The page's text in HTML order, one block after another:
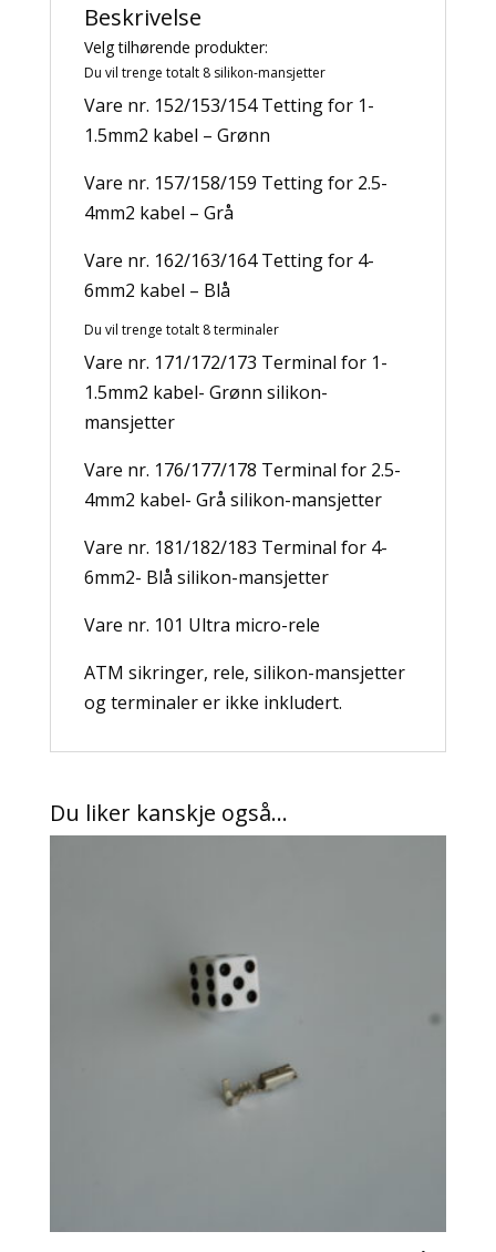
Beskrivelse
Velg tilhørende produkter:
Du vil trenge totalt 8 silikon-mansjetter
Vare nr. 152/153/154 Tetting for 1-
1.5mm2 kabel – Grønn
Vare nr. 157/158/159 Tetting for 2.5-
4mm2 kabel – Grå
Vare nr. 162/163/164 Tetting for 4-
6mm2 kabel – Blå
Du vil trenge totalt 8 terminaler
Vare nr. 171/172/173 Terminal for 1-
1.5mm2 kabel- Grønn silikon-
mansjetter
Vare nr. 176/177/178 Terminal for 2.5-
4mm2 kabel- Grå silikon-mansjetter
Vare nr. 181/182/183 Terminal for 4-
6mm2- Blå silikon-mansjetter
Vare nr. 101 Ultra micro-rele
ATM sikringer, rele, silikon-mansjetter
og terminaler er ikke inkludert.
Du liker kanskje også…